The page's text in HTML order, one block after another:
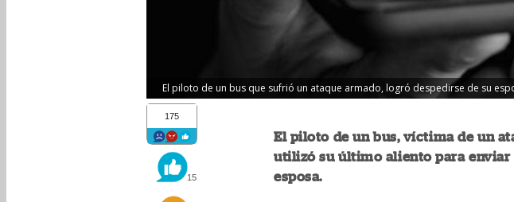
El piloto de un bus que sufrió un ataque armado, logró despedirse de su
175
15
El piloto de un bus, víctima de un
utilizó su último aliento para enviar
esposa.